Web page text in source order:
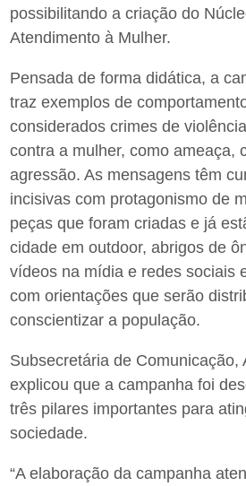
possibilitando a criação do
Atendimento à Mulher.
Pensada de forma didática, a
traz exemplos de
considerados crimes de
contra a mulher, como ameaça,
agressão. As mensagens têm
incisivas com protagonismo de
peças que foram criadas e já
cidade em outdoor, abrigos de
vídeos na mídia e redes sociais
com orientações que serão
conscientizar a população.
Subsecretária de Comunicação,
explicou que a campanha foi
três pilares importantes para
sociedade.
“A elaboração da campanha